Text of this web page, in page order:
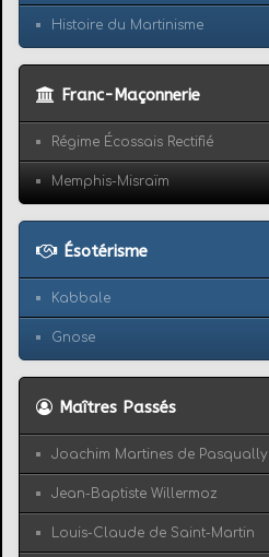
Histoire du Martinisme
Franc-Maçonnerie
Régime Écossais Rectifié
Memphis-Misraïm
Ésotérisme
Kabbale
Gnose
Maîtres Passés
Joachim Martines de Pasqually
Jean-Baptiste Willermoz
Louis-Claude de Saint-Martin